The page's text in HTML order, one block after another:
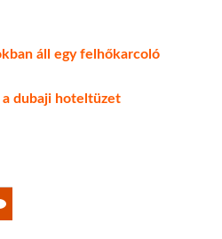
áll egy felhőkarcoló
a dubaji hoteltüzet